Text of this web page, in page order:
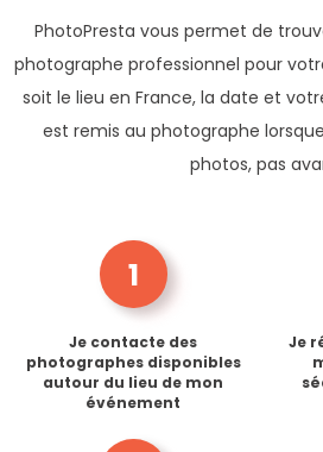
PhotoPresta vous permet de
photographe professionnel pour
soit le lieu en France, la date et
est remis au photographe
photos, pas
1
Je contacte des
photographes disponibles
autour du lieu de mon
événement
Je